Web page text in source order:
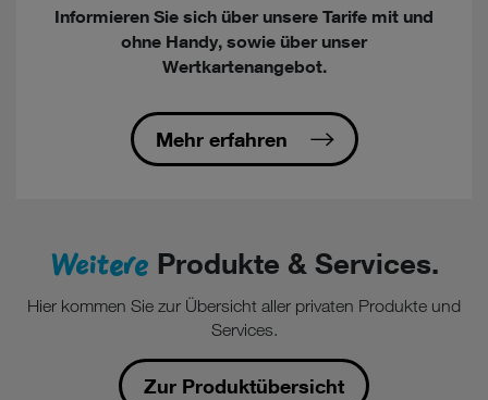
Informieren Sie sich über unsere Tarife mit und
ohne Handy, sowie über unser
Wertkartenangebot.
Mehr erfahren
Weitere Produkte & Services.
Hier kommen Sie zur Übersicht aller privaten Produkte und
Services.
Zur Produktübersicht